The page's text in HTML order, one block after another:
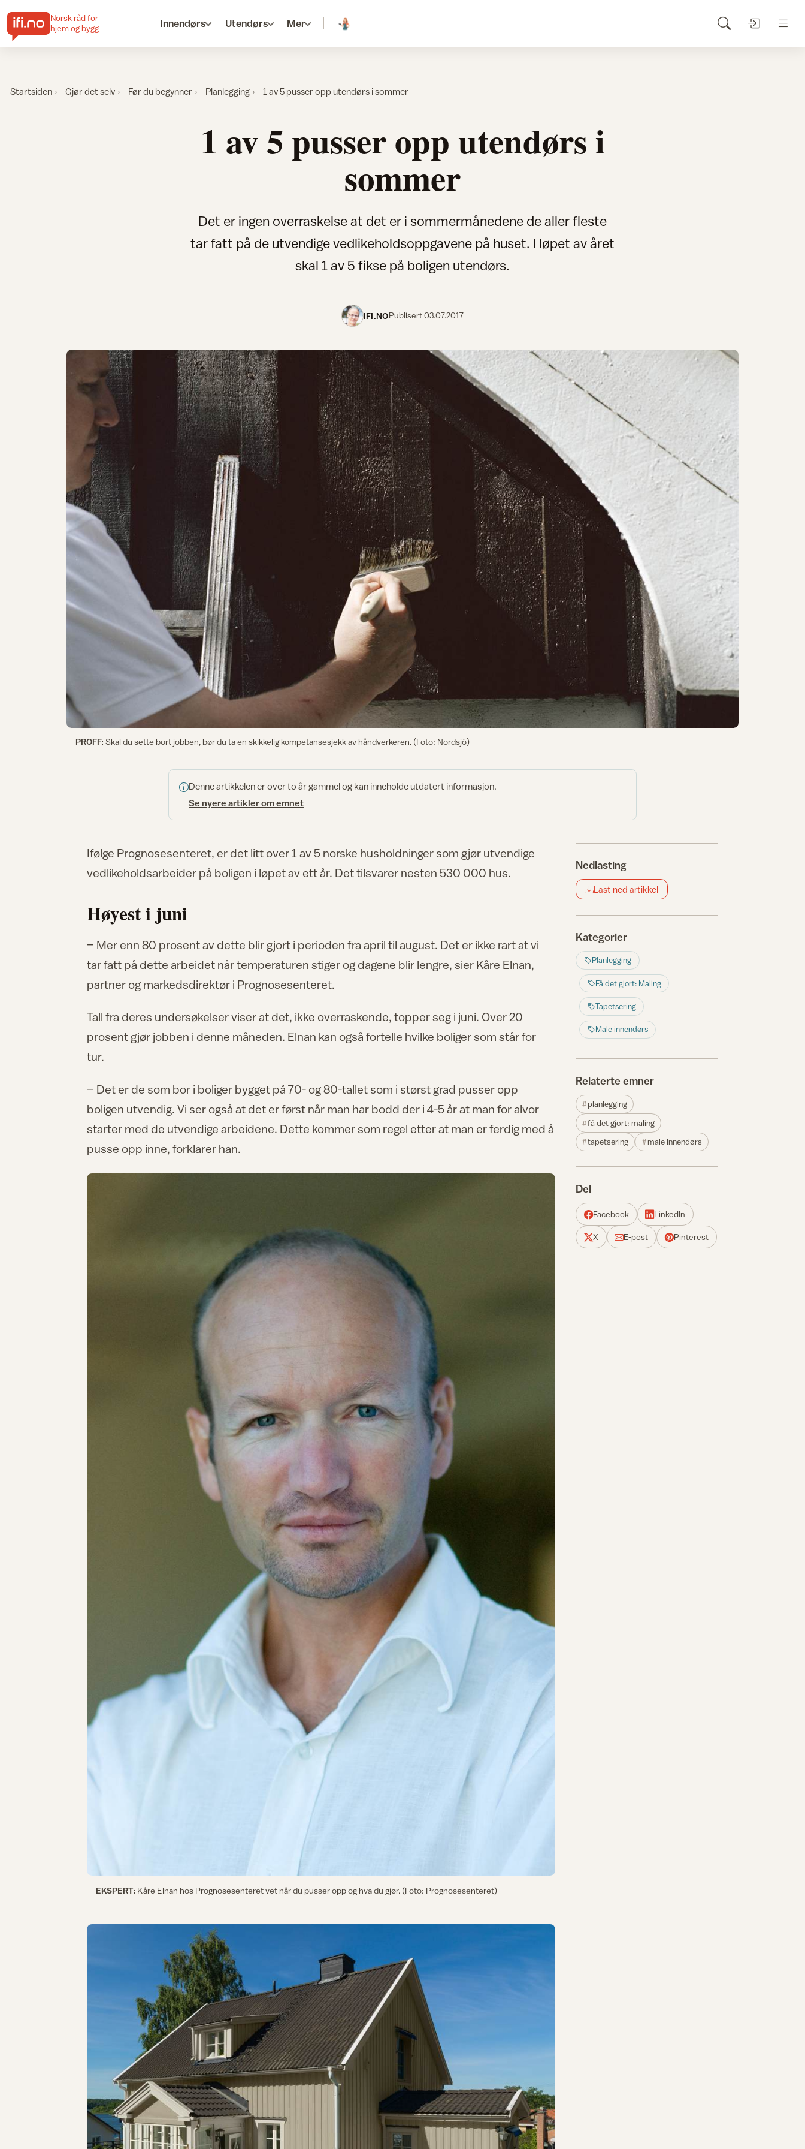
Norsk råd for
hjem og bygg
Innendørs Utendørs Mer
Startsiden Gjør det selv Før du begynner Planlegging 1 av 5 pusser opp utendørs i sommer
1 av 5 pusser opp utendørs i
sommer
Det er ingen overraskelse at det er i sommermånedene de aller fleste
tar fatt på de utvendige vedlikeholdsoppgavene på huset. I løpet av året
skal 1 av 5 fikse på boligen utendørs.
IFI.NOPublisert03.07.2017
PROFF: Skal du sette bort jobben, bør du ta en skikkelig kompetansesjekk av håndverkeren. (Foto: Nordsjö)
Denne artikkelen er over to år gammel og kan inneholde utdatert informasjon.
Se nyere artikler om emnet
Ifølge Prognosesenteret, er det litt over 1 av 5 norske husholdninger som gjør utvendige
vedlikeholdsarbeider på boligen i løpet av ett år. Det tilsvarer nesten 530 000 hus.
Høyest i juni
– Mer enn 80 prosent av dette blir gjort i perioden fra april til august. Det er ikke rart at vi
tar fatt på dette arbeidet når temperaturen stiger og dagene blir lengre, sier Kåre Elnan,
partner og markedsdirektør i Prognosesenteret.
Tall fra deres undersøkelser viser at det, ikke overraskende, topper seg i juni. Over 20
prosent gjør jobben i denne måneden. Elnan kan også fortelle hvilke boliger som står for
tur.
– Det er de som bor i boliger bygget på 70- og 80-tallet som i størst grad pusser opp
boligen utvendig. Vi ser også at det er først når man har bodd der i 4-5 år at man for alvor
starter med de utvendige arbeidene. Dette kommer som regel etter at man er ferdig med å
pusse opp inne, forklarer han.
EKSPERT: Kåre Elnan hos Prognosesenteret vet når du pusser opp og hva du gjør. (Foto: Prognosesenteret)
Nedlasting
Last ned artikkel
Kategorier
Planlegging
Få det gjort: Maling
Tapetsering
Male innendørs
Relaterte emner
planlegging
få det gjort: maling
tapetsering
male innendørs
Del
Facebook LinkedIn
X E-post Pinterest